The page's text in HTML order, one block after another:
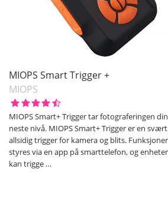
MIOPS Smart Trigger +
MIOPS
MIOPS Smart+ Trigger tar fotograferingen
neste nivå. MIOPS Smart+ Trigger er en svært
allsidig trigger for kamera og blits.
styres via en app på smarttelefon, og
kan trigge …